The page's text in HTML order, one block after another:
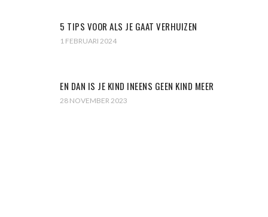
5 TIPS VOOR ALS JE GAAT VERHUIZEN
1 FEBRUARI 2024
EN DAN IS JE KIND INEENS GEEN KIND MEER
28 NOVEMBER 2023